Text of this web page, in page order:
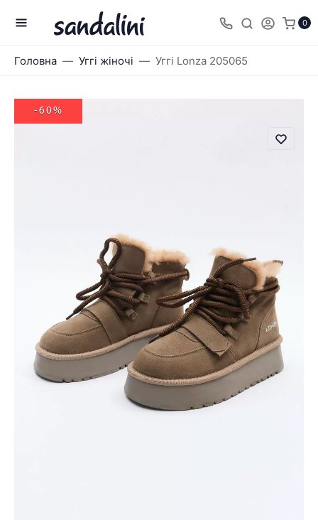
0
Головна Уггі жіночі Уггі Lonza 205065
-60%